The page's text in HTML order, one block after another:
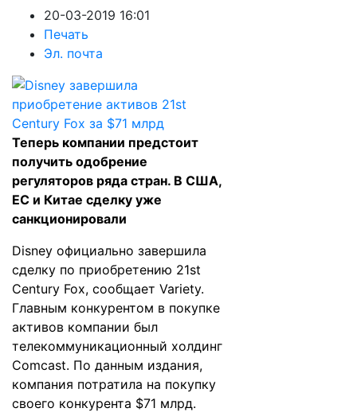
20-03-2019 16:01
Печать
Эл. почта
Теперь компании предстоит
получить одобрение
регуляторов ряда стран. В США,
ЕС и Китае сделку уже
санкционировали
Disney официально завершила
сделку по приобретению 21st
Century Fox, сообщает Variety.
Главным конкурентом в покупке
активов компании был
телекоммуникационный холдинг
Comcast. По данным издания,
компания потратила на покупку
своего конкурента $71 млрд.